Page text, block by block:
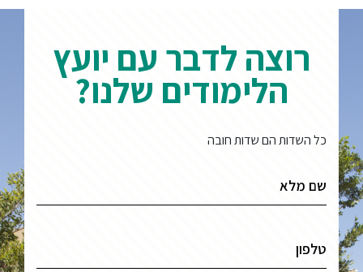
רוצה לדבר עם יועץ
הלימודים שלנו?
כל השדות הם שדות חובה